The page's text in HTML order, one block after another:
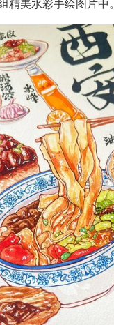
精美水彩手绘图片中。